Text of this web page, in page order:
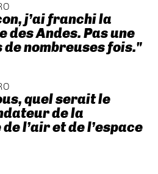
j’ai franchi la
des Andes. Pas une
de nombreuses fois."
quel serait le
de la
l’air et de l’espace